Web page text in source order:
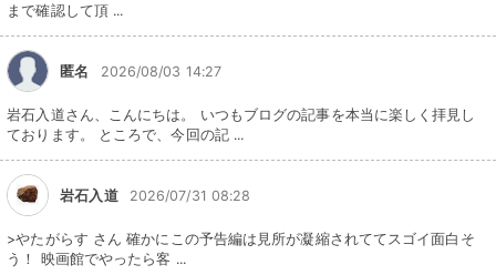
まで確認して頂 ...
匿名 2026/08/03 14:27
岩石入道さん、こんにちは。 いつもブログの記事を本当に楽しく拝見し
ております。 ところで、今回の記 ...
岩石入道 2026/07/31 08:28
>やたがらす さん 確かにこの予告編は見所が凝縮されててスゴイ面白そ
う！ 映画館でやったら客 ...